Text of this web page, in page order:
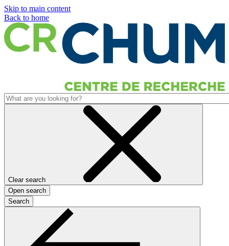
Skip to main content
Back to home
Clear search
Open search
Search